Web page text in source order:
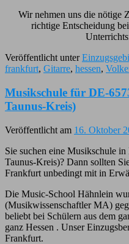
Wir nehmen uns die nötige
richtige Entscheidung
Veröffentlicht unter
frankfurt, Gitarre, hessen,
Musikschule für DE-
Taunus-Kreis)
Veröffentlicht am 16. Oktober
Sie suchen eine Musikschule
Taunus-Kreis)? Dann sollten
Frankfurt unbedingt mit in
Die Music-School Hähnlein
(Musikwissenschaftler MA)
beliebt bei Schülern aus dem
ganz Hessen . Unser
Frankfurt.